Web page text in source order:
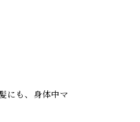
にも、身体中マ